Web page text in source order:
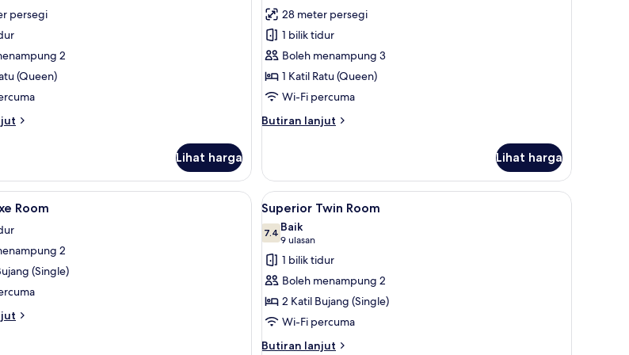
persegi
2
(Queen)
Lihat harga
untuk
Family
Suite
ulasan)
28 meter persegi
1 bilik tidur
Boleh menampung 3
1 Katil Ratu (Queen)
Wi-Fi percuma
Butiran lanjut
Butiran
Suite
Lihat harga
ruang kerja komputer ribaClub Deluxe Room | Peti besi dalam bilik, meja, ruang kerja komputer riba
Room
2
(Single)
Lihat
semua
foto
untuk
Superior
Twin
Room
Peti besi dalam bilik, meja, ruang kerja
10
Superior Twin Room
7.47.4 daripada 10
Baik
9 ulasan
(9
ulasan)
1 bilik tidur
Boleh menampung 2
2 Katil Bujang (Single)
Wi-Fi percuma
Butiran lanjut
Butiran